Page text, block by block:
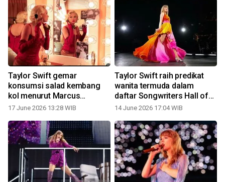
Taylor Swift gemar
konsumsi salad kembang
kol menurut Marcus
Mumford
17 June 2026 13:28 WIB
Taylor Swift raih predikat
wanita termuda dalam
daftar Songwriters Hall of
Fame
14 June 2026 17:04 WIB